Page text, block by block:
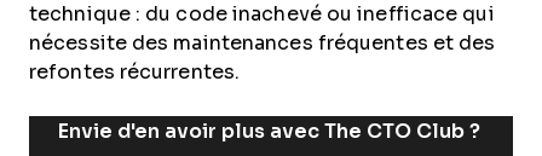
technique : du code inachevé ou inefficace qui
nécessite des maintenances fréquentes et des
refontes récurrentes.
Envie d'en avoir plus avec The CTO Club ?